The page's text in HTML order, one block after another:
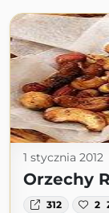
1 stycznia 2012
Orzechy
312 2